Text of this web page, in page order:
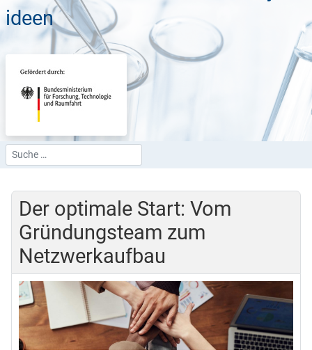
ideen
Suchen
Der optimale Start: Vom
Gründungsteam zum
Netzwerkaufbau